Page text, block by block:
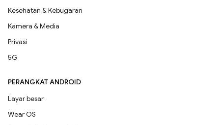
Kesehatan & Kebugaran
Kamera & Media
Privasi
5G
PERANGKAT ANDROID
Layar besar
Wear OS